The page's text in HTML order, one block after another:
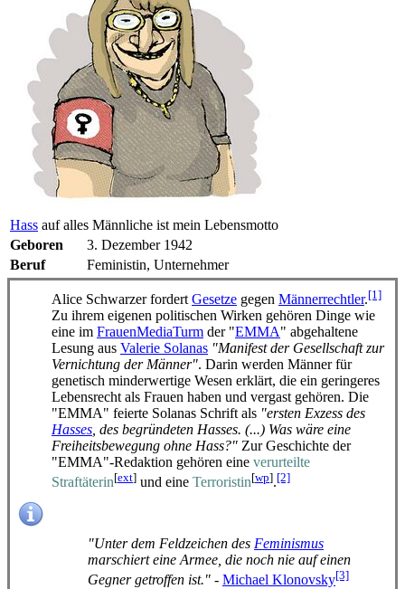
Hass auf alles Männliche ist mein Lebensmotto
Geboren
3. Dezember 1942
Beruf
Feministin, Unternehmer
Alice Schwarzer fordert Gesetze gegen Männerrechtler.[1]
Zu ihrem eigenen politischen Wirken gehören Dinge wie
eine im FrauenMediaTurm der "EMMA" abgehaltene
Lesung aus Valerie Solanas "Manifest der Gesellschaft zur
Vernichtung der Männer". Darin werden Männer für
genetisch minder­wertige Wesen erklärt, die ein geringeres
Lebens­recht als Frauen haben und vergast gehören. Die
"EMMA" feierte Solanas Schrift als "ersten Exzess des
Hasses , des begründeten Hasses. (...) Was wäre eine
Freiheits­bewegung ohne Hass?" Zur Geschichte der
"EMMA"-Redaktion gehören eine verurteilte
Straftäterin[ext] und eine Terroristin[wp].[2]
"Unter dem Feldzeichen des Feminismus
marschiert eine Armee, die noch nie auf einen
Gegner getroffen ist." - Michael Klonovsky[3]